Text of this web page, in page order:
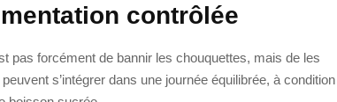
contrôlée
pas forcément de bannir les chouquettes, mais de les
s’intégrer dans une journée équilibrée, à condition